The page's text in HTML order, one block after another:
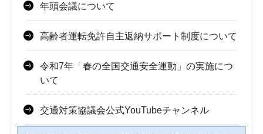
年頭会議について
高齢者運転免許自主返納サポート制度について
令和7年「春の全国交通安全運動」の実施につ
いて
交通対策協議会公式YouTubeチャンネル